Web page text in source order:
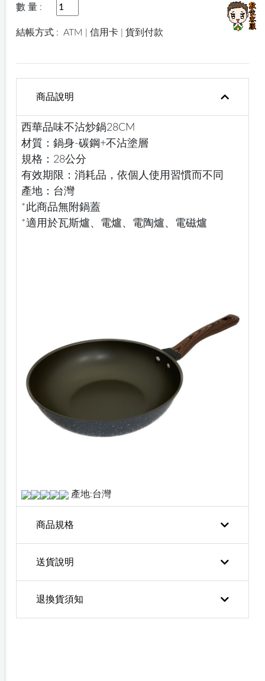
數 量 :
結帳方式 : ATM | 信用卡 | 貨到付款
商品說明
西華品味不沾炒鍋28CM
材質：鍋身-碳鋼+不沾塗層
規格：28公分
有效期限：消耗品，依個人使用習慣而不同
產地：台灣
*此商品無附鍋蓋
*適用於瓦斯爐、電爐、電陶爐、電磁爐
產地:台灣
商品規格
送貨說明
退換貨須知